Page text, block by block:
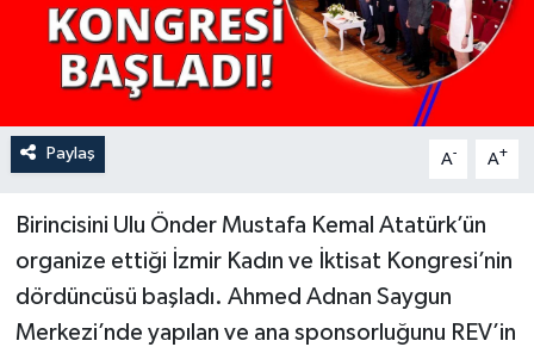
Paylaş A- A+
Birincisini Ulu Önder Mustafa Kemal Atatürk’ün
organize ettiği İzmir Kadın ve İktisat Kongresi’nin
dördüncüsü başladı. Ahmed Adnan Saygun
Merkezi’nde yapılan ve ana sponsorluğunu REV’in